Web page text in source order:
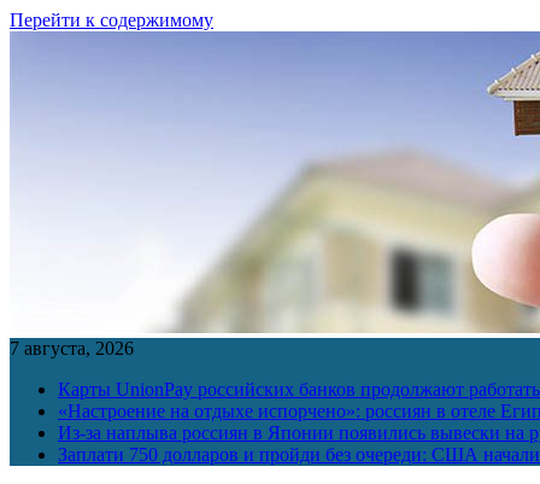
Перейти к содержимому
7 августа, 2026
Карты UnionPay российских банков продолжают
«Настроение на отдыхе испорчено»: россиян в отеле
Из-за наплыва россиян в Японии появились вывески на
Заплати 750 долларов и пройди без очереди: США начали